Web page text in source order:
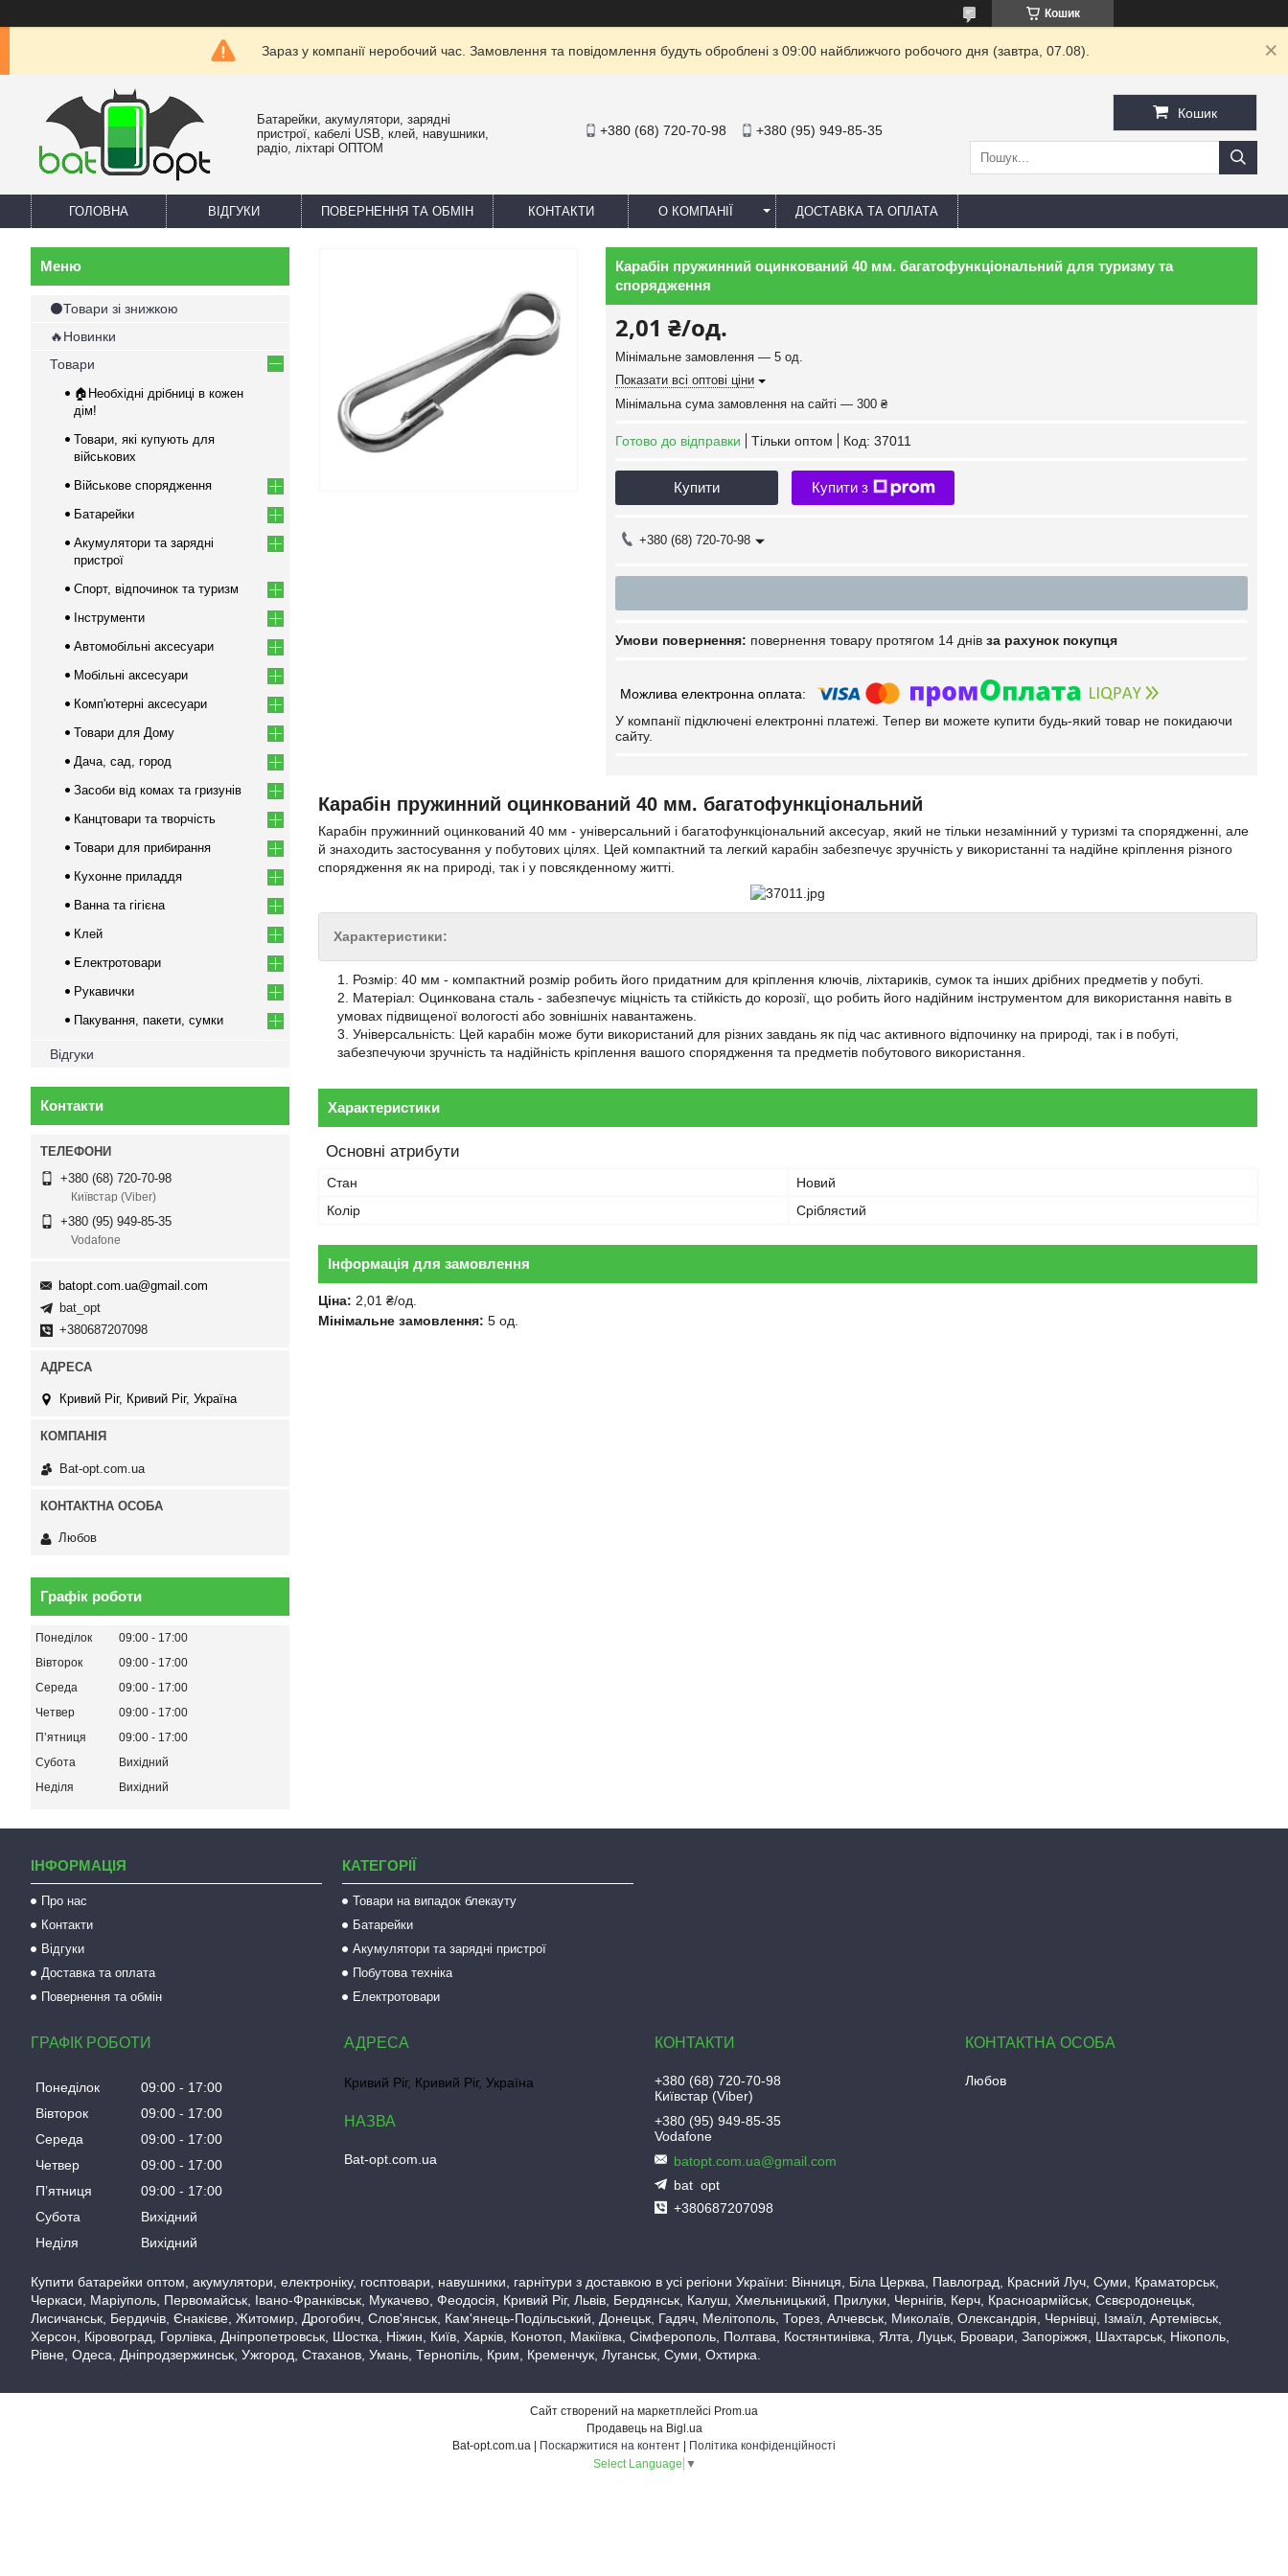
Кошик
Зараз у компанії неробочий час. Замовлення та повідомлення будуть оброблені з 09:00 найближчого робочого дня (завтра, 07.08).
Батарейки, акумулятори, зарядні
пристрої, кабелі USB, клей, навушники,
радіо, ліхтарі ОПТОМ
+380 (68) 720-70-98 +380 (95) 949-85-35
Кошик
ГОЛОВНА ВІДГУКИ ПОВЕРНЕННЯ ТА ОБМІН КОНТАКТИ О КОМПАНІЇ ДОСТАВКА ТА ОПЛАТА
Карабін пружинний оцинкований 40 мм. багатофункціональний для туризму та
спорядження
2,01 ₴/од.
Мінімальне замовлення — 5 од.
Показати всі оптові ціни
Мінімальна сума замовлення на сайті — 300 ₴
Готово до відправки Тільки оптом Код: 37011
Купити Купити з
+380 (68) 720-70-98
повернення товару протягом 14 днів за рахунок покупця
У компанії підключені електронні платежі. Тепер ви можете купити будь-який товар не покидаючи
сайту.
Карабін пружинний оцинкований 40 мм. багатофункціональний
Карабін пружинний оцинкований 40 мм - універсальний і багатофункціональний аксесуар, який не тільки незамінний у туризмі та спорядженні, але
й знаходить застосування у побутових цілях. Цей компактний та легкий карабін забезпечує зручність у використанні та надійне кріплення різного
спорядження як на природі, так і у повсякденному житті.
Характеристики:
Розмір: 40 мм - компактний розмір робить його придатним для кріплення ключів, ліхтариків, сумок та інших дрібних предметів у побуті.
Матеріал: Оцинкована сталь - забезпечує міцність та стійкість до корозії, що робить його надійним інструментом для використання навіть в
умовах підвищеної вологості або зовнішніх навантажень.
Універсальність: Цей карабін може бути використаний для різних завдань як під час активного відпочинку на природі, так і в побуті,
забезпечуючи зручність та надійність кріплення вашого спорядження та предметів побутового використання.
Характеристики
Основні атрибути
Стан
Новий
Колір
Сріблястий
Інформація для замовлення
Ціна: 2,01 ₴/од.
Мінімальне замовлення: 5 од.
⚫Товари зі знижкою
🔥Новинки
Товари
🏠Необхідні дрібниці в кожен
дім!
Товари, які купують для
військових
Військове спорядження
Батарейки
Акумулятори та зарядні
пристрої
Спорт, відпочинок та туризм
Інструменти
Автомобільні аксесуари
Мобільні аксесуари
Комп'ютерні аксесуари
Товари для Дому
Дача, сад, город
Засоби від комах та гризунів
Канцтовари та творчість
Товари для прибирання
Кухонне приладдя
Ванна та гігієна
Клей
Електротовари
Рукавички
Пакування, пакети, сумки
Відгуки
Контакти
+380 (68) 720-70-98
Київстар (Viber)
+380 (95) 949-85-35
Vodafone
batopt.com.ua@gmail.com
bat_opt
+380687207098
Кривий Ріг, Кривий Ріг, Україна
Bat-opt.com.ua
Любов
Графік роботи
Понеділок 09:00
17:00
Вівторок
09:00
17:00
Середа
09:00
17:00
Четвер
09:00
17:00
Пʼятниця
09:00
17:00
Субота
Вихідний
Неділя
Вихідний
ІНФОРМАЦІЯ
Про нас
Контакти
Відгуки
Доставка та оплата
Повернення та обмін
КАТЕГОРІЇ
Товари на випадок блекауту
Батарейки
Акумулятори та зарядні пристрої
Побутова техніка
Електротовари
ГРАФІК РОБОТИ
Понеділок 09:00
17:00
Вівторок
09:00
17:00
Середа
09:00
17:00
Четвер
09:00
17:00
Пʼятниця
09:00
17:00
Субота
Вихідний
Неділя
Вихідний
Кривий Ріг, Кривий Ріг, Україна
Bat-opt.com.ua
+380 (68) 720-70-98
Київстар (Viber)
+380 (95) 949-85-35
Vodafone
batopt.com.ua@gmail.com
bat_opt
+380687207098
Любов
Купити батарейки оптом, акумулятори, електроніку, госптовари, навушники, гарнітури з доставкою в усі регіони України: Вінниця, Біла Церква, Павлоград, Красний Луч, Суми, Краматорськ,
Черкаси, Маріуполь, Первомайськ, Івано-Франківськ, Мукачево, Феодосія, Кривий Ріг, Львів, Бердянськ, Калуш, Хмельницький, Прилуки, Чернігів, Керч, Красноармійськ, Сєвєродонецьк,
Лисичанськ, Бердичів, Єнакієве, Житомир, Дрогобич, Слов'янськ, Кам'янець-Подільський, Донецьк, Гадяч, Мелітополь, Торез, Алчевськ, Миколаїв, Олександрія, Чернівці, Ізмаїл, Артемівськ,
Херсон, Кіровоград, Горлівка, Дніпропетровськ, Шостка, Ніжин, Київ, Харків, Конотоп, Макіївка, Сімферополь, Полтава, Костянтинівка, Ялта, Луцьк, Бровари, Запоріжжя, Шахтарськ, Нікополь,
Рівне, Одеса, Дніпродзержинськ, Ужгород, Стаханов, Умань, Тернопіль, Крим, Кременчук, Луганськ, Суми, Охтирка.
Сайт створений на маркетплейсі Prom.ua
Продавець на Bigl.ua
Поскаржитися на контент
Політика конфіденційності
Select Language ▼